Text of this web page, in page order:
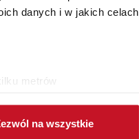
danych i w jakich celach
metrów
preferencje w
na wszystkie
ZAPYTAJ